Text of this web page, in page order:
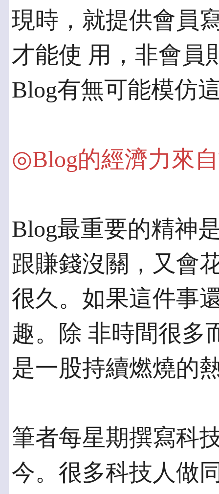
現時，就提供會員
才能使 用，非會員
Blog有無可能模仿
◎Blog的經濟力來
Blog最重要的精神
跟賺錢沒關，又會
很久。如果這件事
趣。除 非時間很多
是一股持續燃燒的
筆者每星期撰寫科
今。很多科技人做